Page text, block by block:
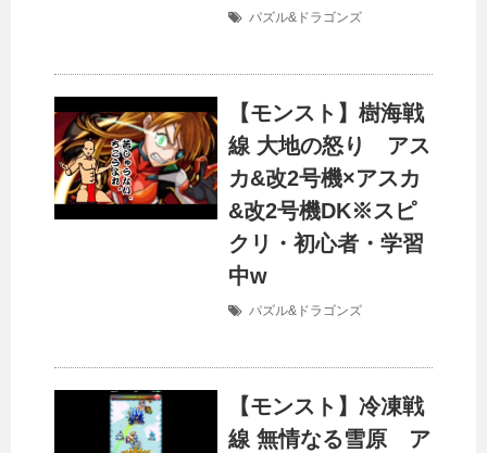
パズル&ドラゴンズ
【モンスト】樹海戦
線 大地の怒り アス
カ&改2号機×アスカ
&改2号機DK※スピ
クリ・初心者・学習
中w
パズル&ドラゴンズ
【モンスト】冷凍戦
線 無情なる雪原 ア